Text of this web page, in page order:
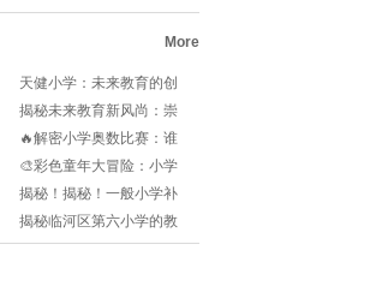
如何快速掌握网页设
More
天健小学：未来教育的创
新先驱🎓🌟
揭秘未来教育新风尚：崇
德小学的创新篇章📚👨‍🏫
👩‍🏫
🔥解密小学奥数比赛：谁
是真正的金牌宝藏？🏆
🎨彩色童年大冒险：小学
美术考试新攻略🎨!
揭秘！揭秘！一般小学补
课机构老师的薪酬大揭秘💰
🔍
揭秘临河区第六小学的教
育新篇章：启迪智慧的未